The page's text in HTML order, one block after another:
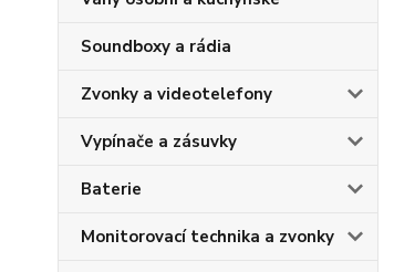
Soundboxy a rádia
Zvonky a videotelefony
Vypínače a zásuvky
Baterie
Monitorovací technika a zvonky